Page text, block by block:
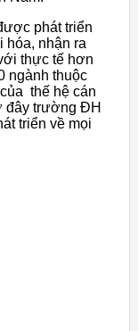
phát triển
hóa, nhận ra
thực tế hơn
ngành thuộc
thế hệ cán
đây trường ĐH
triển về mọi